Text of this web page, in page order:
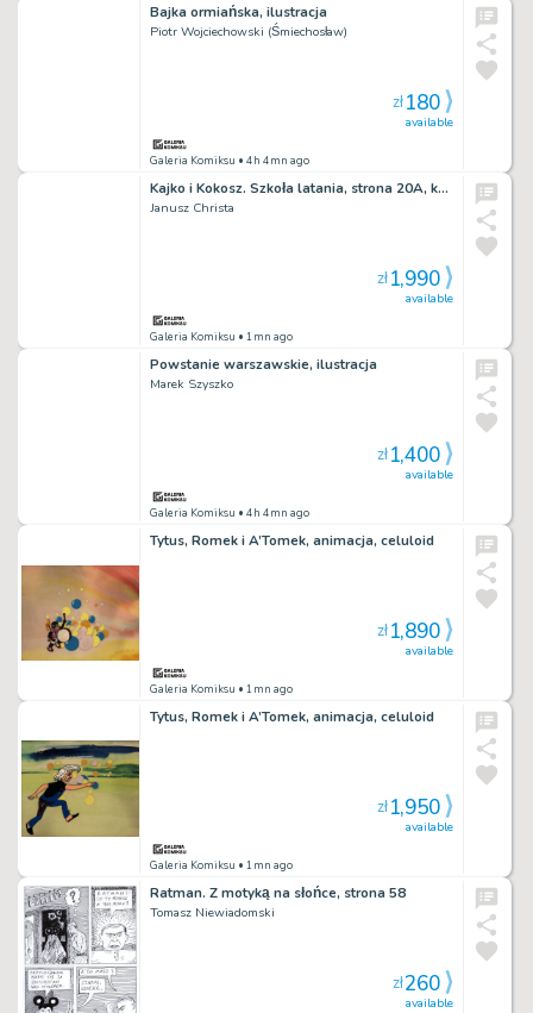
Bajka ormiańska, ilustracja
Piotr Wojciechowski (Śmiechosław)
Galeria Komiksu • 4h 4mn ago
available
zł180
Kajko i Kokosz. Szkoła latania, strona 20A, kolor
Janusz Christa
Galeria Komiksu • 1mn ago
available
zł1,990
Powstanie warszawskie, ilustracja
Marek Szyszko
Galeria Komiksu • 4h 4mn ago
available
zł1,400
Tytus, Romek i A’Tomek, animacja, celuloid
Galeria Komiksu • 1mn ago
available
zł1,890
Tytus, Romek i A’Tomek, animacja, celuloid
Galeria Komiksu • 1mn ago
available
zł1,950
Ratman. Z motyką na słońce, strona 58
Tomasz Niewiadomski
available
zł260